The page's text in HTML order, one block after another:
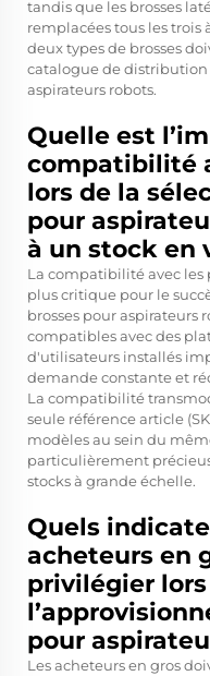
tandis que les brosses
remplacées tous les trois
deux types de brosses
catalogue de distribution
aspirateurs robots.
Quelle est
compatibilité
lors de la
pour
à un stock en
La compatibilité avec
plus critique pour le
brosses pour aspirateurs
compatibles avec des
d'utilisateurs installés
demande constante et
La compatibilité
seule référence article
modèles au sein du
particulièrement
stocks à grande échelle.
Quels
acheteurs en
privilégier
pour
Les acheteurs en gros